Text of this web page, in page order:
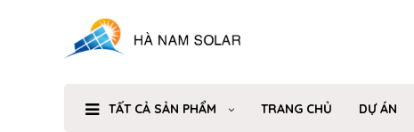
TẤT CẢ SẢN PHẨM TRANG CHỦ DỰ ÁN